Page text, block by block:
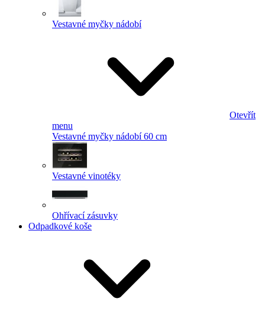
Vestavné myčky nádobí
Otevřít
menu
Vestavné myčky nádobí 60 cm
Vestavné vinotéky
Ohřívací zásuvky
Odpadkové koše